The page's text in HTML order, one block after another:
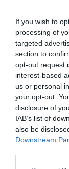
If you wish to
processing of
targeted
section to
opt-out request
interest-based
us or personal
your opt-out.
disclosure of
IAB’s list of
also be
Downstream
QUAL
TUA
DI